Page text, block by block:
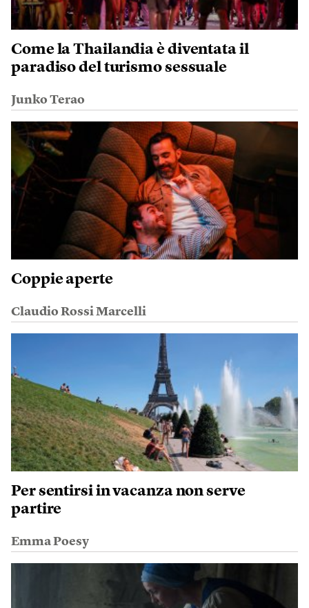
Come la Thailandia è diventata il
paradiso del turismo sessuale
Junko Terao
Coppie aperte
Claudio Rossi Marcelli
Per sentirsi in vacanza non serve
partire
Emma Poesy